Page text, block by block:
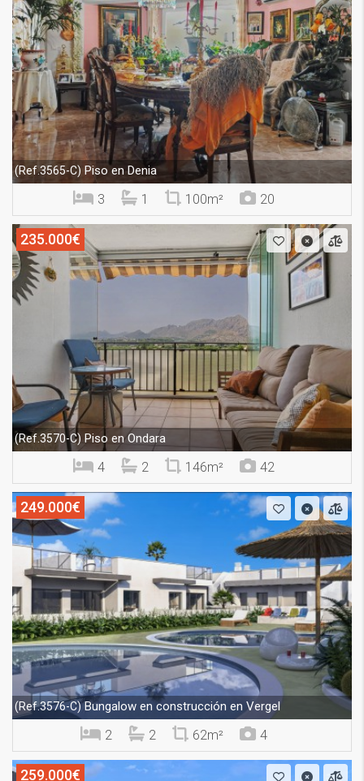
(Ref.3565-C) Piso en Denia
3 1 100m² 20
235.000€
(Ref.3570-C) Piso en Ondara
4 2 146m² 42
249.000€
(Ref.3576-C)Bungalow en construcción en Vergel
2 2 62m² 4
259.000€